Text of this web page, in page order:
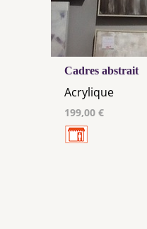
Cadres abstrait
Acrylique
199,00 €